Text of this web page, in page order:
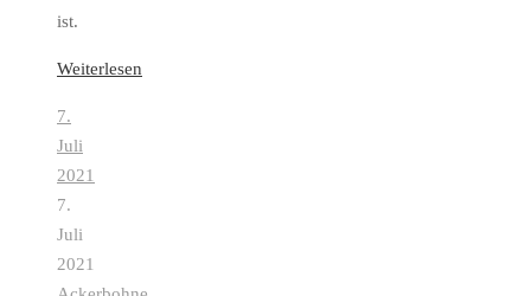
ist.
Weiterlesen
7.
Juli
2021
7.
Juli
2021